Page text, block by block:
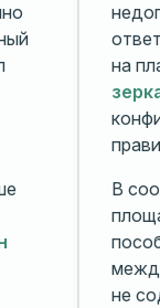
на
В
не